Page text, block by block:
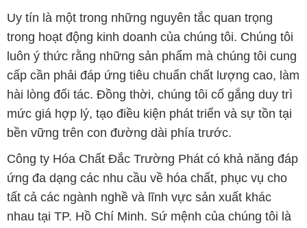
Uy tín là một trong những nguyên tắc quan trọng
trong hoạt động kinh doanh của chúng tôi. Chúng tôi
luôn ý thức rằng những sản phẩm mà chúng tôi cung
cấp cần phải đáp ứng tiêu chuẩn chất lượng cao, làm
hài lòng đối tác. Đồng thời, chúng tôi cố gắng duy trì
mức giá hợp lý, tạo điều kiện phát triển và sự tồn tại
bền vững trên con đường dài phía trước.
Công ty Hóa Chất Đắc Trường Phát có khả năng đáp
ứng đa dạng các nhu cầu về hóa chất, phục vụ cho
tất cả các ngành nghề và lĩnh vực sản xuất khác
nhau tại TP. Hồ Chí Minh. Sứ mệnh của chúng tôi là